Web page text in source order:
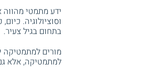
ידע מתמטי מהווה
וסוציולוגיה.
בתחום בגיל צעיר.
מורים למתמטיקה
למתמטיקה, אלא